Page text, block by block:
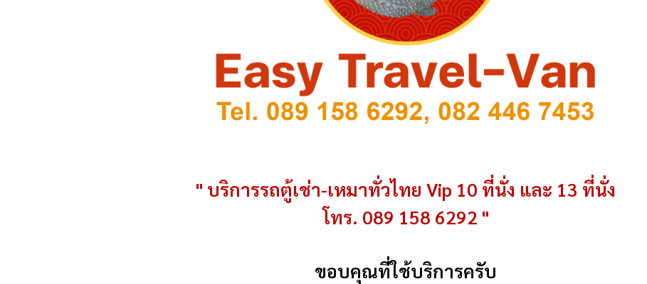
" บริการรถตู้เช่า-เหมาทั่วไทย Vip 10 ที่นั่ง และ 13 ที่นั่ง
โทร. 089 158 6292 "
ขอบคุณที่ใช้บริการครับ